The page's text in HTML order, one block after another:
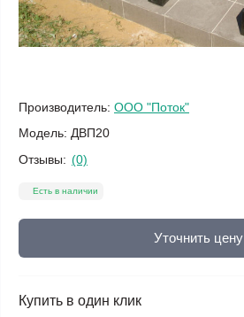
Производитель: ООО "Поток"
Модель: ДВП20
Отзывы: (0)
Есть в наличии
Уточнить цену
Купить в один клик